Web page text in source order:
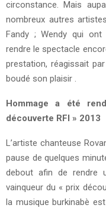
circonstance. Mais
nombreux autres
Fandy ; Wendy qui ont
rendre le spectacle
prestation, réagissait
boudé son plaisir .
Hommage a été
découverte RFI » 2013
L’artiste chanteuse
pause de quelques
debout afin de rendre
vainqueur du « prix
la musique burkinabè